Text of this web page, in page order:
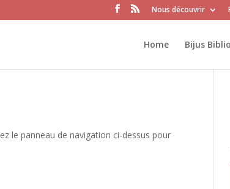
Nous découvrir
Home Bijus Biblio
le panneau de navigation ci-dessus pour